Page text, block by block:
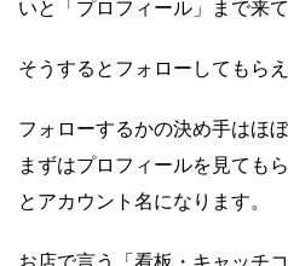
いと「プロフィール」まで来
そうするとフォローしてもら
フォローするかの決め手はほ
まずはプロフィールを見ても
とアカウント名になります。
お店で言う「看板・キャッチ